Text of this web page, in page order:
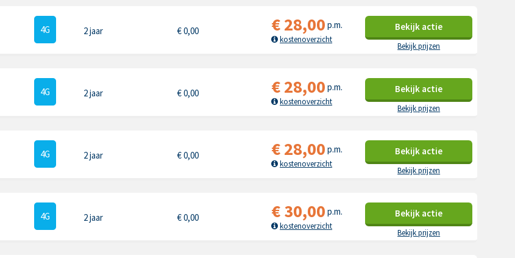
4G 2 jaar €0,00 €28,00 p.m.
kostenoverzicht
Bekijk actie
Bekijk prijzen
4G 2 jaar €0,00 €28,00 p.m.
kostenoverzicht
Bekijk actie
Bekijk prijzen
4G 2 jaar €0,00 €28,00 p.m.
kostenoverzicht
Bekijk actie
Bekijk prijzen
4G 2 jaar €0,00 €30,00 p.m.
kostenoverzicht
Bekijk actie
Bekijk prijzen